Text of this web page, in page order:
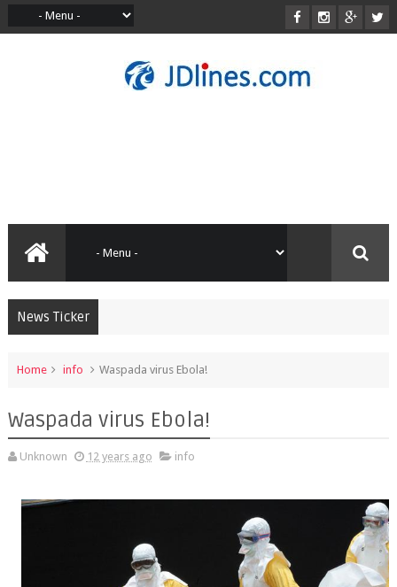
News Ticker
Home info Waspada virus Ebola!
Waspada virus Ebola!
Unknown 12 years ago info